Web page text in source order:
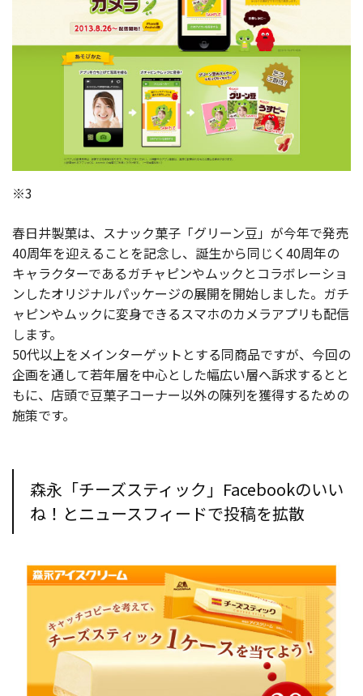
※3
春日井製菓は、スナック菓子「グリーン豆」が今年で発売
40周年を迎えることを記念し、誕生から同じく40周年の
キャラクターであるガチャピンやムックとコラボレーショ
ンしたオリジナルパッケージの展開を開始しました。ガチ
ャピンやムックに変身できるスマホのカメラアプリも配信
します。
50代以上をメインターゲットとする同商品ですが、今回の
企画を通して若年層を中心とした幅広い層へ訴求するとと
もに、店頭で豆菓子コーナー以外の陳列を獲得するための
施策です。
森永「チーズスティック」Facebookのいい
ね！とニュースフィードで投稿を拡散